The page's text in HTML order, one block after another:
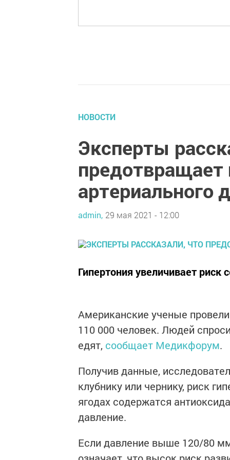
НОВОСТИ
Эксперты
артериального
admin, 29 мая 2021 - 12:00
Гипертония увеличивает риск
Американские ученые
110 000 человек. Людей
едят, сообщает Медикфорум.
Получив данные,
клубнику или чернику, риск
ягодах содержатся
давление.
Если давление выше 120/80